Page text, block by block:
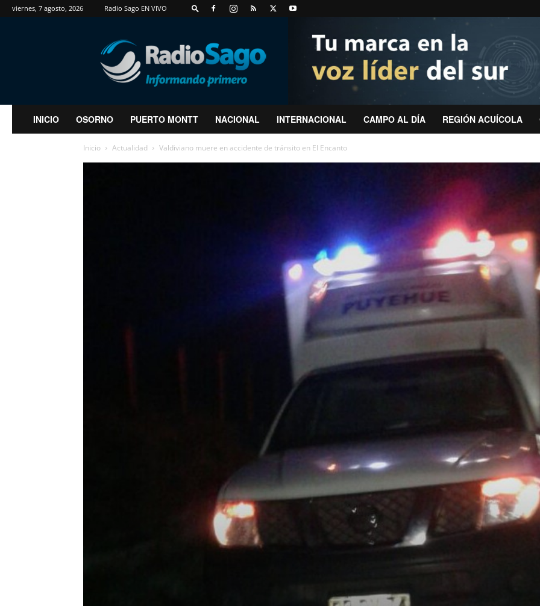
viernes, 7 agosto, 2026 Radio Sago EN VIVO
RadioSago
INICIO OSORNO PUERTO MONTT NACIONAL INTERNACIONAL CAMPO AL DÍA REGIÓN ACUÍCOLA
Inicio Actualidad Valdiviano muere en accidente de tránsito en El Encanto